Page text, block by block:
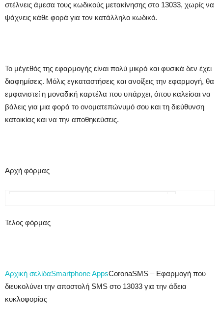
στέλνεις άμεσα τους κωδικούς μετακίνησης στο 13033, χωρίς να
ψάχνεις κάθε φορά για τον κατάλληλο κωδικό.
Το μέγεθός της εφαρμογής είναι πολύ μικρό και φυσικά δεν έχει
διαφημίσεις. Μόλις εγκαταστήσεις και ανοίξεις την εφαρμογή, θα
εμφανιστεί η μοναδική καρτέλα που υπάρχει, όπου καλείσαι να
βάλεις για μια φορά το ονοματεπώνυμό σου και τη διεύθυνση
κατοικίας και να την αποθηκεύσεις.
Αρχή φόρμας
Τέλος φόρμας
Αρχική σελίδαSmartphone AppsCoronaSMS – Εφαρμογή που
διευκολύνει την αποστολή SMS στο 13033 για την άδεια
κυκλοφορίας